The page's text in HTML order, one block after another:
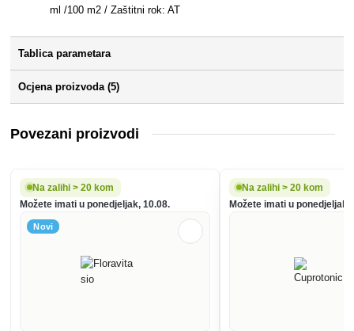
ml /100 m2 / Zaštitni rok: AT
Tablica parametara
Ocjena proizvoda (5)
Povezani proizvodi
Na zalihi > 20 kom
Možete imati u ponedjeljak, 10.08.
Novi
Na zalihi > 20 kom
Možete imati u ponedjeljak,